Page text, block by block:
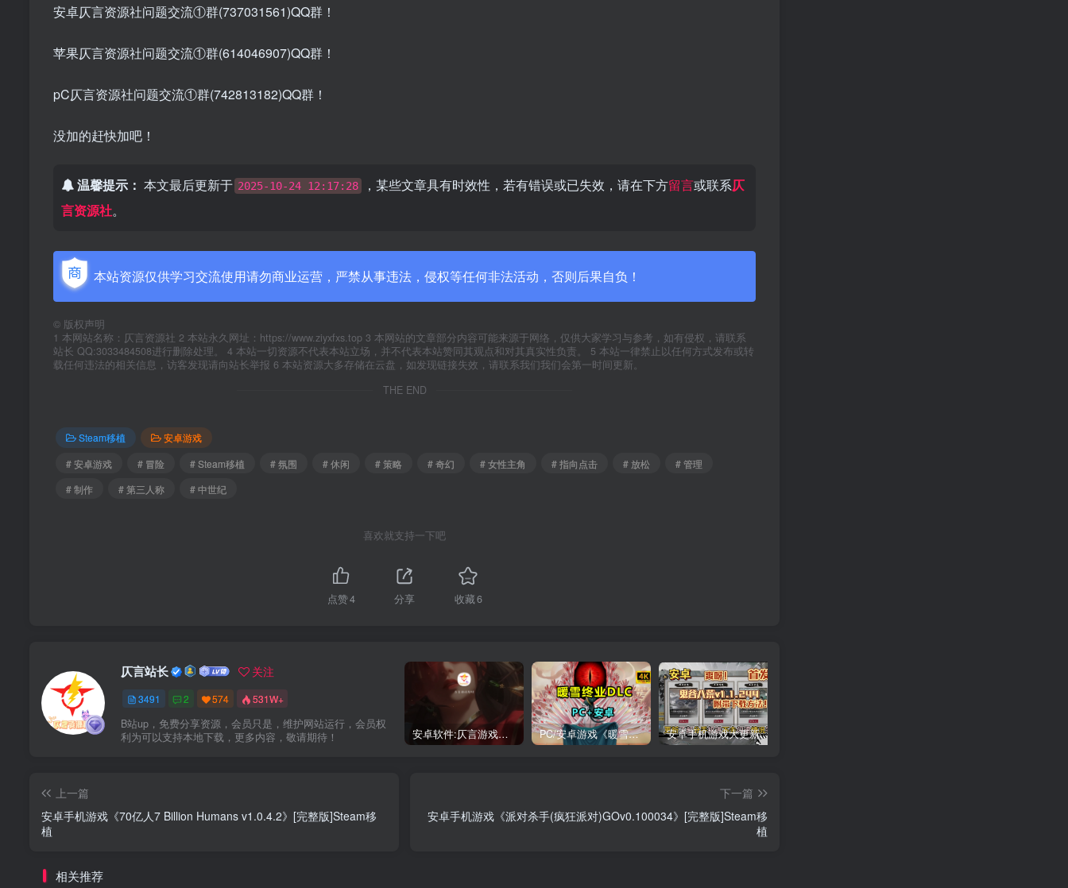
安卓仄言资源社问题交流①群(737031561)QQ群！
苹果仄言资源社问题交流①群(614046907)QQ群！
pC仄言资源社问题交流①群(742813182)QQ群！
没加的赶快加吧！
温馨提示： 本文最后更新于 2025-10-24 12:17:28 ，某些文章具有时效性，若有错误或已失效，请在下方留言或联系仄
言资源社。
本站资源仅供学习交流使用请勿商业运营，严禁从事违法，侵权等任何非法活动，否则后果自负！
© 版权声明
1 本网站名称：仄言资源社 2 本站永久网址：https://www.ziyxfxs.top 3 本网站的文章部分内容可能来源于网络，仅供大家学习与参考，如有侵权，请联系
站长 QQ:3033484508进行删除处理。 4 本站一切资源不代表本站立场，并不代表本站赞同其观点和对其真实性负责。 5 本站一律禁止以任何方式发布或转
载任何违法的相关信息，访客发现请向站长举报 6 本站资源大多存储在云盘，如发现链接失效，请联系我们我们会第一时间更新。
THE END
Steam移植
安卓游戏
# 安卓游戏
# 冒险 # Steam移植 # 氛围 # 休闲 # 策略 # 奇幻 # 女性主角 # 指向点击 # 放松
# 管理
# 制作
# 第三人称 # 中世纪
喜欢就支持一下吧
点赞4 分享 收藏6
仄言站长 关注
3491 2 574 531W+
B站up，免费分享资源，会员只是，维护网站运行，会员权
利为可以支持本地下载，更多内容，敬请期待！
安卓软件:仄言游戏库4.0APP全新上架了！没有下的赶紧下载呀！ PC/安卓游戏《暖雪最新v3.1.0.1》终业DLC整合版！ 安卓手机游戏大更新！《鬼谷八荒v1.1.244》[完整版+DLC+存档]Steam移植
上一篇
安卓手机游戏《70亿人7 Billion Humans v1.0.4.2》[完整版]Steam移
植
下一篇
安卓手机游戏《派对杀手(疯狂派对)GOv0.100034》[完整版]Steam移
植
相关推荐